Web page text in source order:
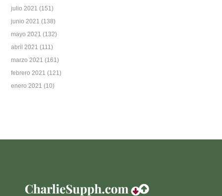
julio 2021 (151)
junio 2021 (138)
mayo 2021 (132)
abril 2021 (111)
marzo 2021 (161)
febrero 2021 (121)
enero 2021 (10)